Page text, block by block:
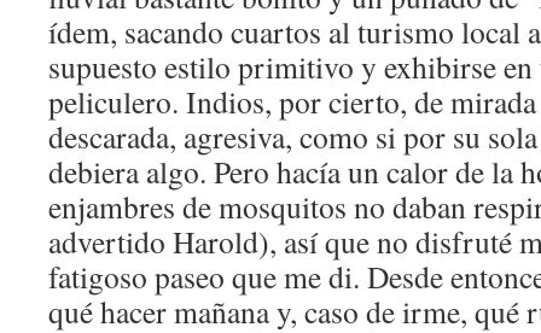
ídem, sacando cuartos al turismo local
supuesto estilo primitivo y exhibirse
peliculero. Indios, por cierto, de
descarada, agresiva, como si por su
debiera algo. Pero hacía un calor de la
enjambres de mosquitos no daban
advertido Harold), así que no disfruté
fatigoso paseo que me di. Desde
qué hacer mañana y, caso de irme, qué